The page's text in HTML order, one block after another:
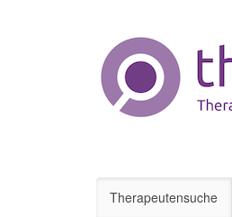
Therapeutensuche